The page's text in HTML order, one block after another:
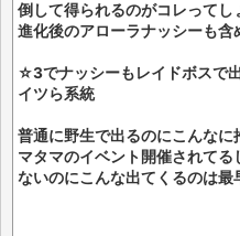
倒して得られるのがコレってし
進化後のアローラナッシーも
☆3でナッシーもレイドボスで
イツら系統
普通に野生で出るのにこんな
マタマのイベント開催されて
ないのにこんな出てくるのは最